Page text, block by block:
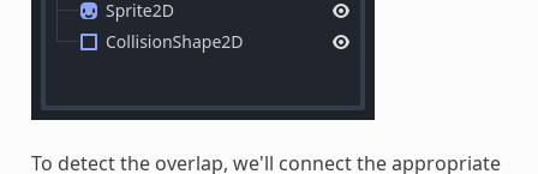
To detect the overlap, we'll connect the appropriate